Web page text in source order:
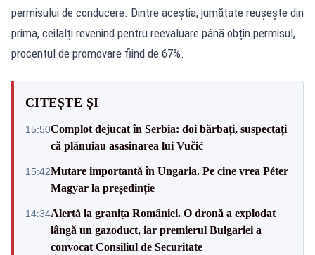
permisului de conducere. Dintre aceștia, jumătate reușește din
prima, ceilalți revenind pentru reevaluare până obțin permisul,
procentul de promovare fiind de 67%.
CITEȘTE ȘI
15:50Complot dejucat în Serbia: doi bărbați, suspectați
că plănuiau asasinarea lui Vučić
15:42Mutare importantă în Ungaria. Pe cine vrea Péter
Magyar la președinție
14:34Alertă la granița României. O dronă a explodat
lângă un gazoduct, iar premierul Bulgariei a
convocat Consiliul de Securitate